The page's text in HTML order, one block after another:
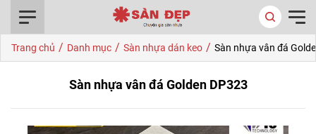
Trang chủ / Danh mục / Sàn nhựa dán keo / Sàn nhựa vân đá
Sàn nhựa vân đá Golden DP323